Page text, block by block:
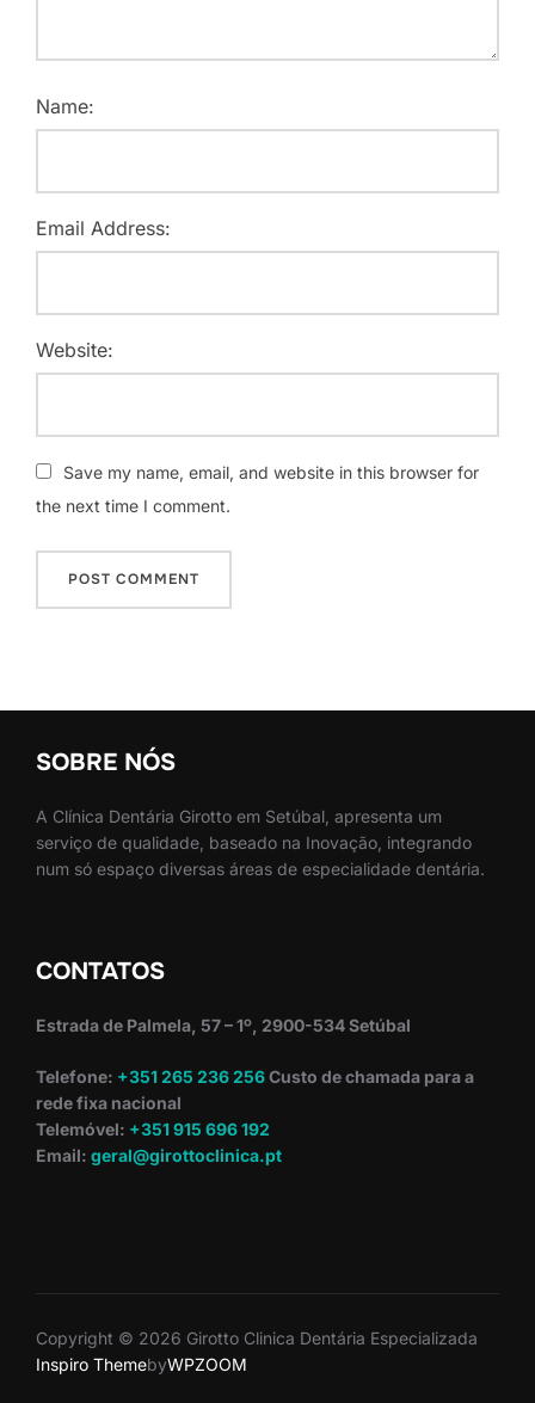
Name:
Email Address:
Website:
Save my name, email, and website in this browser for
the next time I comment.
SOBRE NÓS
A Clínica Dentária Girotto em Setúbal, apresenta um
serviço de qualidade, baseado na Inovação, integrando
num só espaço diversas áreas de especialidade dentária.
CONTATOS
Estrada de Palmela, 57 – 1º, 2900-534 Setúbal
Telefone: +351 265 236 256Custo de chamada para a
rede fixa nacional
Telemóvel: +351 915 696 192
Email: geral@girottoclinica.pt
Copyright © 2026 Girotto Clinica Dentária Especializada
Inspiro ThemebyWPZOOM